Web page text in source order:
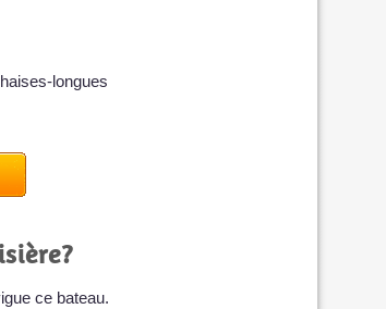
longues
ce bateau.